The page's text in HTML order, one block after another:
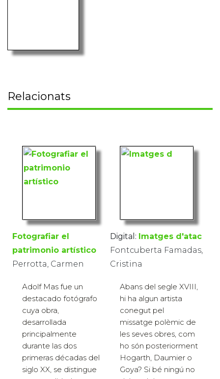
Relacionats
Fotografiar el
patrimonio artístico
Perrotta, Carmen
Adolf Mas fue un
destacado fotógrafo
cuya obra,
desarrollada
principalmente
durante las dos
primeras décadas del
siglo XX, se distingue
Digital: Imatges d'atac
Fontcuberta Famadas,
Cristina
Abans del segle XVIII,
hi ha algun artista
conegut pel
missatge polèmic de
les seves obres, com
ho són posteriorment
Hogarth, Daumier o
Goya? Si bé ningú no